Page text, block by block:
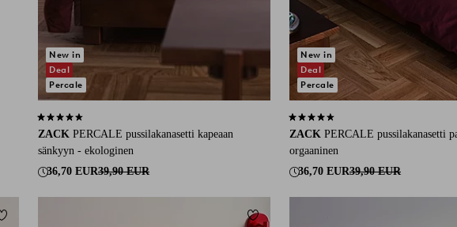
ZACK PERCALE pussilakanasetti kapeaan
sänkyyn - ekologinen
36,70 EUR39,90 EUR
4,4 perustuen 170 arvosanaan
New in
Deal
Percale
ZACK PERCALE pussilakanasetti
orgaaninen
36,70 EUR39,90 EUR
4,4 perustuen 82 arvosanaan
New in
Deal
Percale
Lisää suosikkeihin Lisää suosikkeihin